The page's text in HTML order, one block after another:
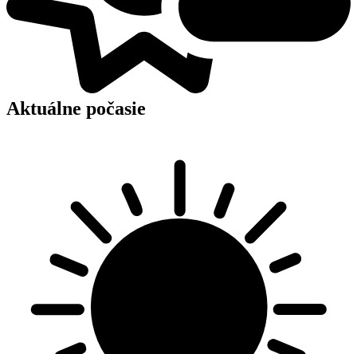
Aktuálne počasie